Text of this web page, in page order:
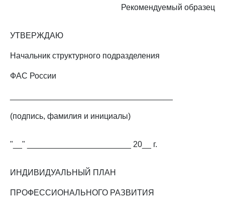
Рекомендуемый образец
УТВЕРЖДАЮ
Начальник структурного подразделения
ФАС России
(подпись, фамилия и инициалы)
"__" _______________________ 20__ г.
ИНДИВИДУАЛЬНЫЙ ПЛАН
ПРОФЕССИОНАЛЬНОГО РАЗВИТИЯ